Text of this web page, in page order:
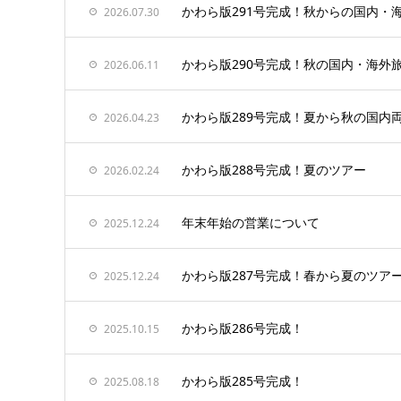
2026.07.30 かわら版291号完成！秋からの国内・
2026.06.11 かわら版290号完成！秋の国内・海外
2026.04.23 かわら版289号完成！夏から秋の国内
2026.02.24 かわら版288号完成！夏のツアー
2025.12.24 年末年始の営業について
2025.12.24 かわら版287号完成！春から夏のツア
2025.10.15 かわら版286号完成！
2025.08.18 かわら版285号完成！